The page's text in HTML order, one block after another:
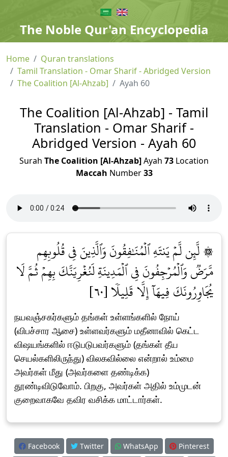
The Noble Qur'an Encyclopedia
Home
Quran translations
Tamil Translation - Omar Sharif - Abridged Version
The Coalition [Al-Ahzab]
Ayah 60
The Coalition [Al-Ahzab] - Tamil
Translation - Omar Sharif -
Abridged Version - Ayah 60
Surah The Coalition [Al-Ahzab]Ayah 73 Location
Maccah Number33
۞ لَّئِن لَّمۡ يَنتَهِ ٱلۡمُنَٰفِقُونَ وَٱلَّذِينَ فِي قُلُوبِهِم
مَّرَضٞ وَٱلۡمُرۡجِفُونَ فِي ٱلۡمَدِينَةِ لَنُغۡرِيَنَّكَ بِهِمۡ ثُمَّ لَا
يُجَاوِرُونَكَ فِيهَآ إِلَّا قَلِيلٗا [٦٠]
நயவஞ்சகர்களும் தங்கள் உள்ளங்களில் நோய்
(விபச்சார ஆசை) உள்ளவர்களும் மதீனாவில் கெட்ட
விஷயங்களில் ஈடுபடுபவர்களும் (தங்கள் தீய
செயல்களிலிருந்து) விலகவில்லை என்றால் உம்மை
அவர்கள் மீது (அவர்களை தண்டிக்க)
தூண்டிவிடுவோம். பிறகு, அவர்கள் அதில் உம்முடன்
குறைவாகவே தவிர வசிக்க மாட்டார்கள்.
Facebook Twitter WhatsApp
Pinterest